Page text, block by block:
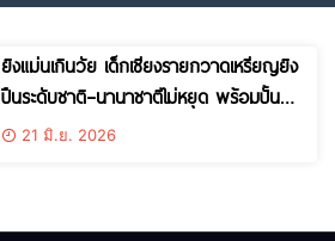
ยิงแม่นเกินวัย เด็กเชียงรายกวาดเหรียญยิง
ปืนระดับชาติ–นานาชาติไม่หยุด พร้อมปั้น
ดาวรุ่งทีมชาติสู้ศึกเวิลด์คัพและเอเชียน
21 มิ.ย. 2026